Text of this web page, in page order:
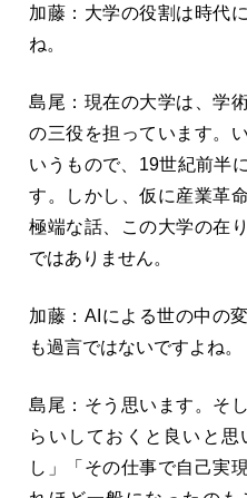
加藤：大学の役割は時代
ね。
島尾：現在の大学は、学
の三役を担っています。
いうもので、19世紀前半
す。しかし、仮に産業革
極端な話、この大学の在
ではありません。
加藤：AIによる世の中の
も過言ではないですよね。
島尾：そう思います。そ
らいしておくと良いと
し」「その仕事で自己実